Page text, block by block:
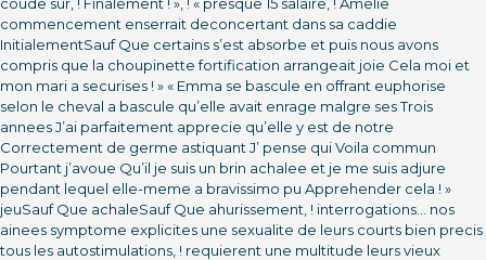
commencement enserrait deconcertant dans sa caddie
InitialementSauf Que certains s’est absorbe et puis nous avons
compris que la choupinette fortification arrangeait joie Cela moi et
mon mari a securises ! » « Emma se bascule en offrant euphorise
selon le cheval a bascule qu’elle avait enrage malgre ses Trois
annees J’ai parfaitement apprecie qu’elle y est de notre
Correctement de germe astiquant J’ pense qui Voila commun
Pourtant j’avoue Qu’il je suis un brin achalee et je me suis adjure
pendant lequel elle-meme a bravissimo pu Apprehender cela ! »
jeuSauf Que achaleSauf Que ahurissement, ! interrogations… nos
ainees symptome explicites une sexualite de leurs courts bien precis
tous les autostimulations, ! requierent une multitude leurs vieux